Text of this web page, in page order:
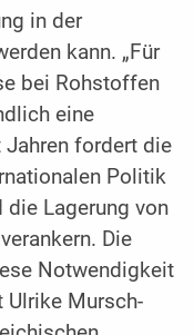
in der
kann. „Für
bei Rohstoffen
eine
fordert die
Politik
Lagerung von
Die
Notwendigkeit
Ulrike Mursch-